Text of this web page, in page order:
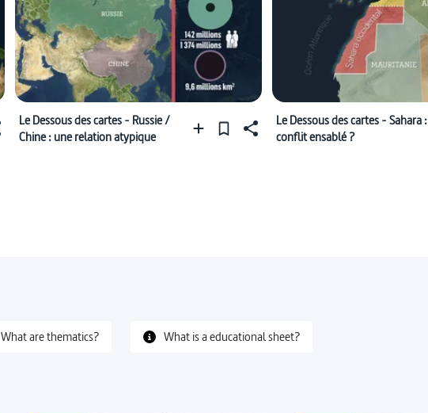
Le Dessous des cartes - Russie /
Chine : une relation atypique
Le Dessous des cartes - Sahara :
conflit ensablé ?
What are thematics? What is a educational sheet?